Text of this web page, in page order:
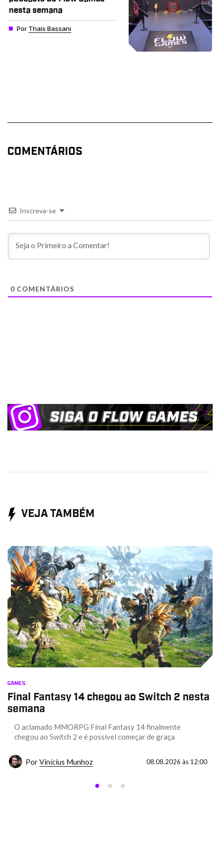
nesta semana
Por Thais Bassani
COMENTÁRIOS
Inscreva-se
0 COMENTÁRIOS
VEJA TAMBÉM
GAMES
Final Fantasy 14 chegou ao Switch 2 nesta
semana
O aclamado MMORPG Final Fantasy 14 finalmente
chegou ao Switch 2 e é possível começar de graça
PorVinícius Munhoz 08.08.2026 às 12:00